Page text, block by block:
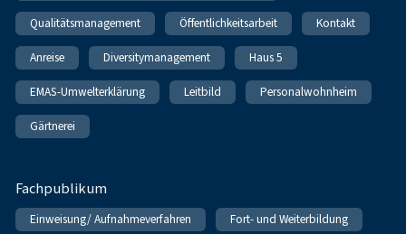
Qualitätsmanagement Öffentlichkeitsarbeit Kontakt
Anreise Diversitymanagement Haus 5
EMAS-Umwelterklärung Leitbild Personalwohnheim
Gärtnerei
Fachpublikum
Einweisung/ Aufnahmeverfahren Fort- und Weiterbildung